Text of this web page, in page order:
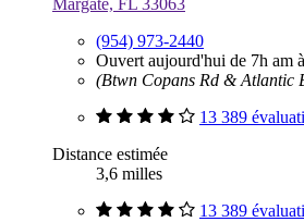
Margate, FL 33063
(954) 973-2440
Ouvert aujourd'hui de 7h am
(Btwn Copans Rd & Atlantic
13 389
Distance estimée
3,6 milles
13 389